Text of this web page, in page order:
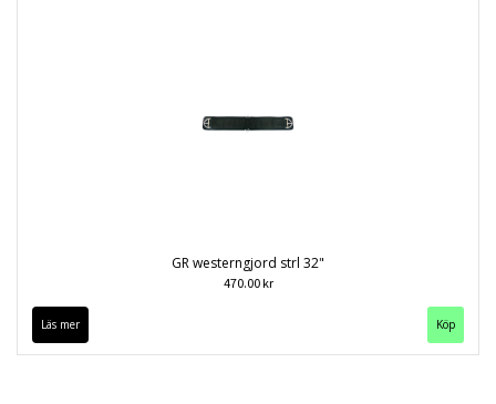
GR westerngjord strl 32"
470.00 kr
Läs mer